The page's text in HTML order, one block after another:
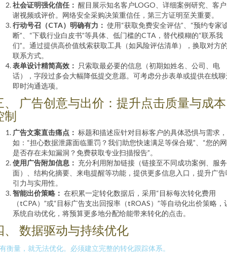
社会证明强化信任： 醒目展示知名客户LOGO、详细案例研究、客
谢视频或评价。网络安全采购决策重信任，第三方证明至关重要。
行动号召（CTA）明确有力： 使用“获取免费安全评估”、“预约专家
断”、“下载行业白皮书”等具体、低门槛的CTA，替代模糊的“联系我
们”。通过提供高价值线索获取工具（如风险评估清单），换取对方
联系方式。
表单设计精简高效： 只索取最必要的信息（初期如姓名、公司、电
话），字段过多会大幅降低提交意愿。可考虑分步表单或提供在线聊
即时沟通选项。
、 广告创意与出价：提升点击质量与成本
制
广告文案直击痛点： 标题和描述应针对目标客户的具体恐惧与需求
如：“担心数据泄露面临重罚？我们助您快速满足等保合规”、“您的
是否存在未知漏洞？免费获取专业扫描报告”。
使用广告附加信息： 充分利用附加链接（链接至不同成功案例、服
面）、结构化摘要、来电提醒等功能，提供更多信息入口，提升广告
引力与实用性。
智能出价策略： 在积累一定转化数据后，采用“目标每次转化费用
（tCPA）”或“目标广告支出回报率（tROAS）”等自动化出价策略，
系统自动优化，将预算更多地分配给能带来转化的点击。
、 数据驱动与持续优化
衡量，就无法优化。必须建立完整的转化跟踪体系。